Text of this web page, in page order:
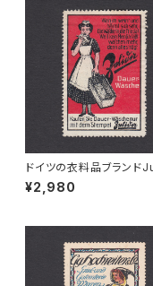
ドイツの衣料品ブランド
の広告ポスタースタンプ
頃
¥2,980